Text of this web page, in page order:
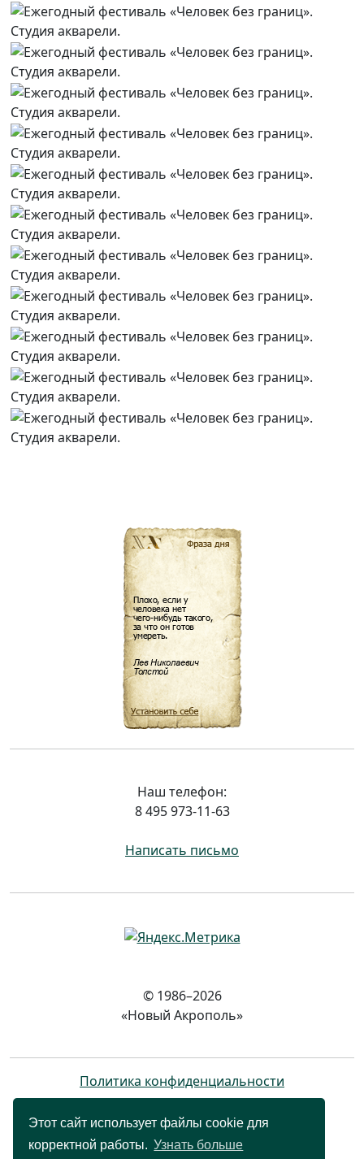
Этот сайт использует файлы cookie для
корректной работы. Узнать больше
Наш телефон:
8 495 973-11-63
Написать письмо
© 1986–2026
«Новый Акрополь»
Политика конфиденциальности